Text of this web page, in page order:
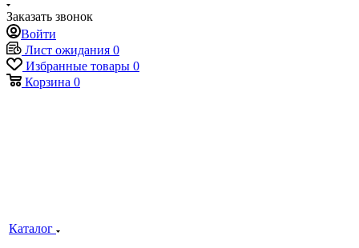
Заказать звонок
Войти
Лист ожидания 0
Избранные товары 0
Корзина 0
Каталог